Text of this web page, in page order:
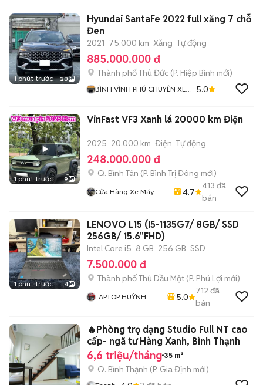
1 phút trước 20
Hyundai SantaFe 2022 full xăng 7 chỗ
Đen
2021 75.000 km Xăng Tự động
885.000.000 đ
Thành phố Thủ Đức (P. Hiệp Bình mới)
BÌNH VÌNH PHÚ CHUYÊN XE
5.0
1 phút trước 9
VinFast VF3 Xanh lá 20000 km Điện
2025 20.000 km Điện Tự động
248.000.000 đ
Q. Bình Tân (P. Bình Trị Đông mới)
Cửa Hàng Xe Máy
4.7
413 đã
bán
1 phút trước 4
LENOVO L15 (I5-1135G7/ 8GB/ SSD
256GB/ 15.6"FHD)
Intel Core i5 8 GB 256 GB SSD
7.500.000 đ
Thành phố Thủ Dầu Một (P. Phú Lợi mới)
LAPTOP HUỲNH
5.0
712 đã
bán
🔥Phòng trọ dạng Studio Full NT cao
cấp- ngã tư Hàng Xanh, Bình Thạnh
6,6 triệu/tháng 35 m²
Q. Bình Thạnh (P. Gia Định mới)